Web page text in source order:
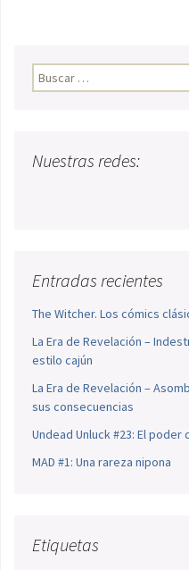
Buscar:
Nuestras redes:
Entradas recientes
The Witcher. Los cómics
La Era de Revelación –
estilo cajún
La Era de Revelación –
sus consecuencias
Undead Unluck #23: El poder
MAD #1: Una rareza nipona
Etiquetas